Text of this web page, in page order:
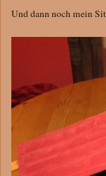
Und dann noch mein